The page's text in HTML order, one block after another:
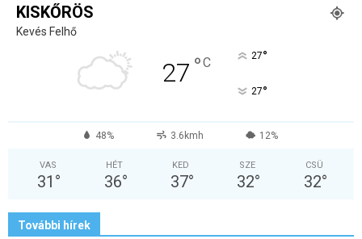
KISKŐRÖS
Kevés Felhő
27 °C 27°
27°
48% 3.6kmh 12%
VAS
31 °
HÉT
36°
KED
37°
SZE
32°
CSÜ
32°
További hírek